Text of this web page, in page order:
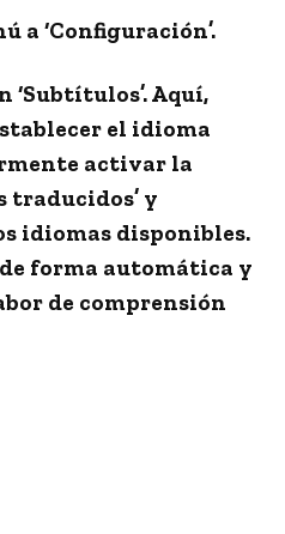
a ‘Configuración’.
Aquí,
el idioma
activar la
traducidos’ y
idiomas disponibles.
forma automática y
de comprensión